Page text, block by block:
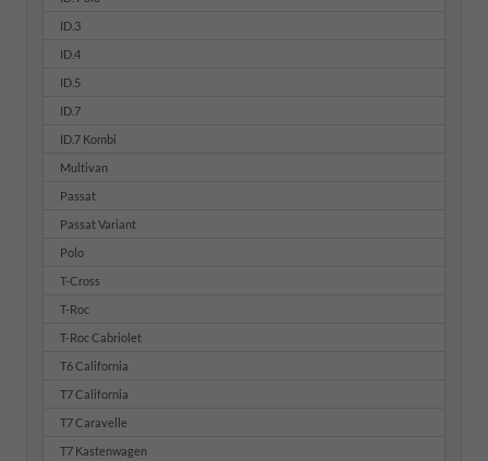
ID.3
ID.4
ID.5
ID.7
ID.7 Kombi
Multivan
Passat
Passat Variant
Polo
T-Cross
T-Roc
T-Roc Cabriolet
T6 California
T7 California
T7 Caravelle
T7 Kastenwagen